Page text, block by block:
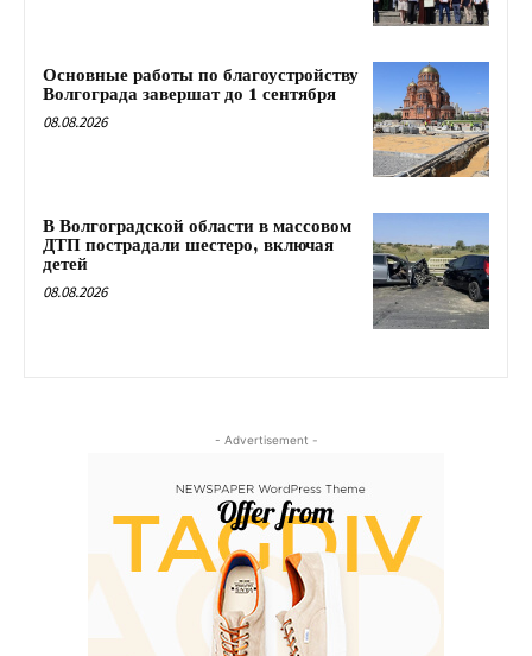
Основные работы по благоустройству
Волгограда завершат до 1 сентября
08.08.2026
В Волгоградской области в массовом
ДТП пострадали шестеро, включая
детей
08.08.2026
- Advertisement -